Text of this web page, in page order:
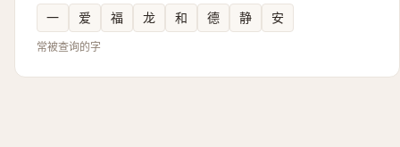
一 爱 福 龙 和 德 静 安
常被查询的字